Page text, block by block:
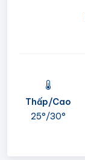
Thấp/Cao
25°/30°